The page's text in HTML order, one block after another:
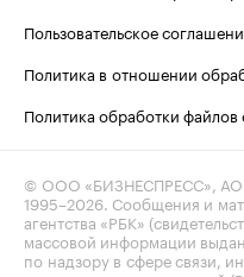
Пользовательское
Политика в отношении
Политика обработки
© ООО «БИЗНЕСПРЕСС»,
1995–2026 . Сообщения и
агентства «РБК»
массовой информации
по надзору в сфере связи,